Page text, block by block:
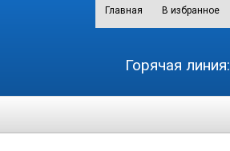
Главная В избранное
Горячая линия: